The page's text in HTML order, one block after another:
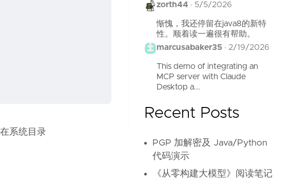
系统目录
zorth44 · 5/5/2026
惭愧，我还停留在java8的新特
性。顺着读一遍很有帮助。
marcusabaker35 · 2/19/2026
This demo of integrating an
MCP server with Claude
Desktop a...
Recent Posts
PGP 加解密及 Java/Python
代码演示
《从零构建大模型》阅读笔记